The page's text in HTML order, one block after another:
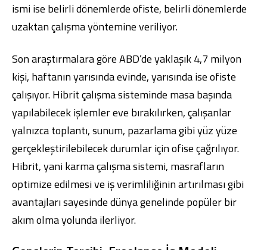
ismi ise belirli dönemlerde ofiste, belirli dönemlerde
uzaktan çalışma yöntemine veriliyor.
Son araştırmalara göre ABD’de yaklaşık 4,7 milyon
kişi, haftanın yarısında evinde, yarısında ise ofiste
çalışıyor. Hibrit çalışma sisteminde masa başında
yapılabilecek işlemler eve bırakılırken, çalışanlar
yalnızca toplantı, sunum, pazarlama gibi yüz yüze
gerçekleştirilebilecek durumlar için ofise çağrılıyor.
Hibrit, yani karma çalışma sistemi, masrafların
optimize edilmesi ve iş verimliliğinin artırılması gibi
avantajları sayesinde dünya genelinde popüler bir
akım olma yolunda ilerliyor.